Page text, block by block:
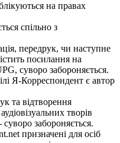
на правах
спільно з
передрук, чи наступне
посилання на
суворо забороняється.
Я-Корреспондент є автор
та відтворення
творів
забороняється.
призначені для осіб